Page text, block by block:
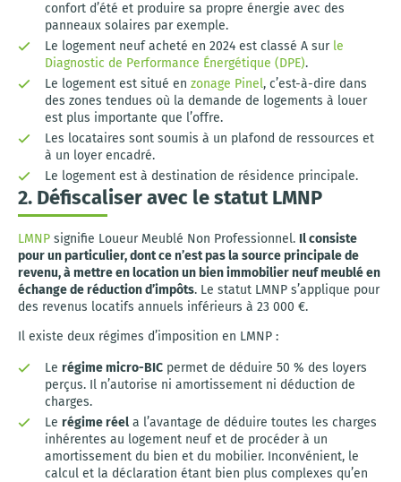
confort d’été et produire sa propre énergie avec des
panneaux solaires par exemple.
Le logement neuf acheté en 2024 est classé A sur le
Diagnostic de Performance Énergétique (DPE).
Le logement est situé en zonage Pinel, c’est-à-dire dans
des zones tendues où la demande de logements à louer
est plus importante que l’offre.
Les locataires sont soumis à un plafond de ressources et
à un loyer encadré.
Le logement est à destination de résidence principale.
2. Défiscaliser avec le statut LMNP
LMNP signifie Loueur Meublé Non Professionnel. Il consiste
pour un particulier, dont ce n’est pas la source principale de
revenu, à mettre en location un bien immobilier neuf meublé en
échange de réduction d’impôts. Le statut LMNP s’applique pour
des revenus locatifs annuels inférieurs à 23 000 €.
Il existe deux régimes d’imposition en LMNP :
Le régime micro-BIC permet de déduire 50 % des loyers
perçus. Il n’autorise ni amortissement ni déduction de
charges.
Le régime réel a l’avantage de déduire toutes les charges
inhérentes au logement neuf et de procéder à un
amortissement du bien et du mobilier. Inconvénient, le
calcul et la déclaration étant bien plus complexes qu’en